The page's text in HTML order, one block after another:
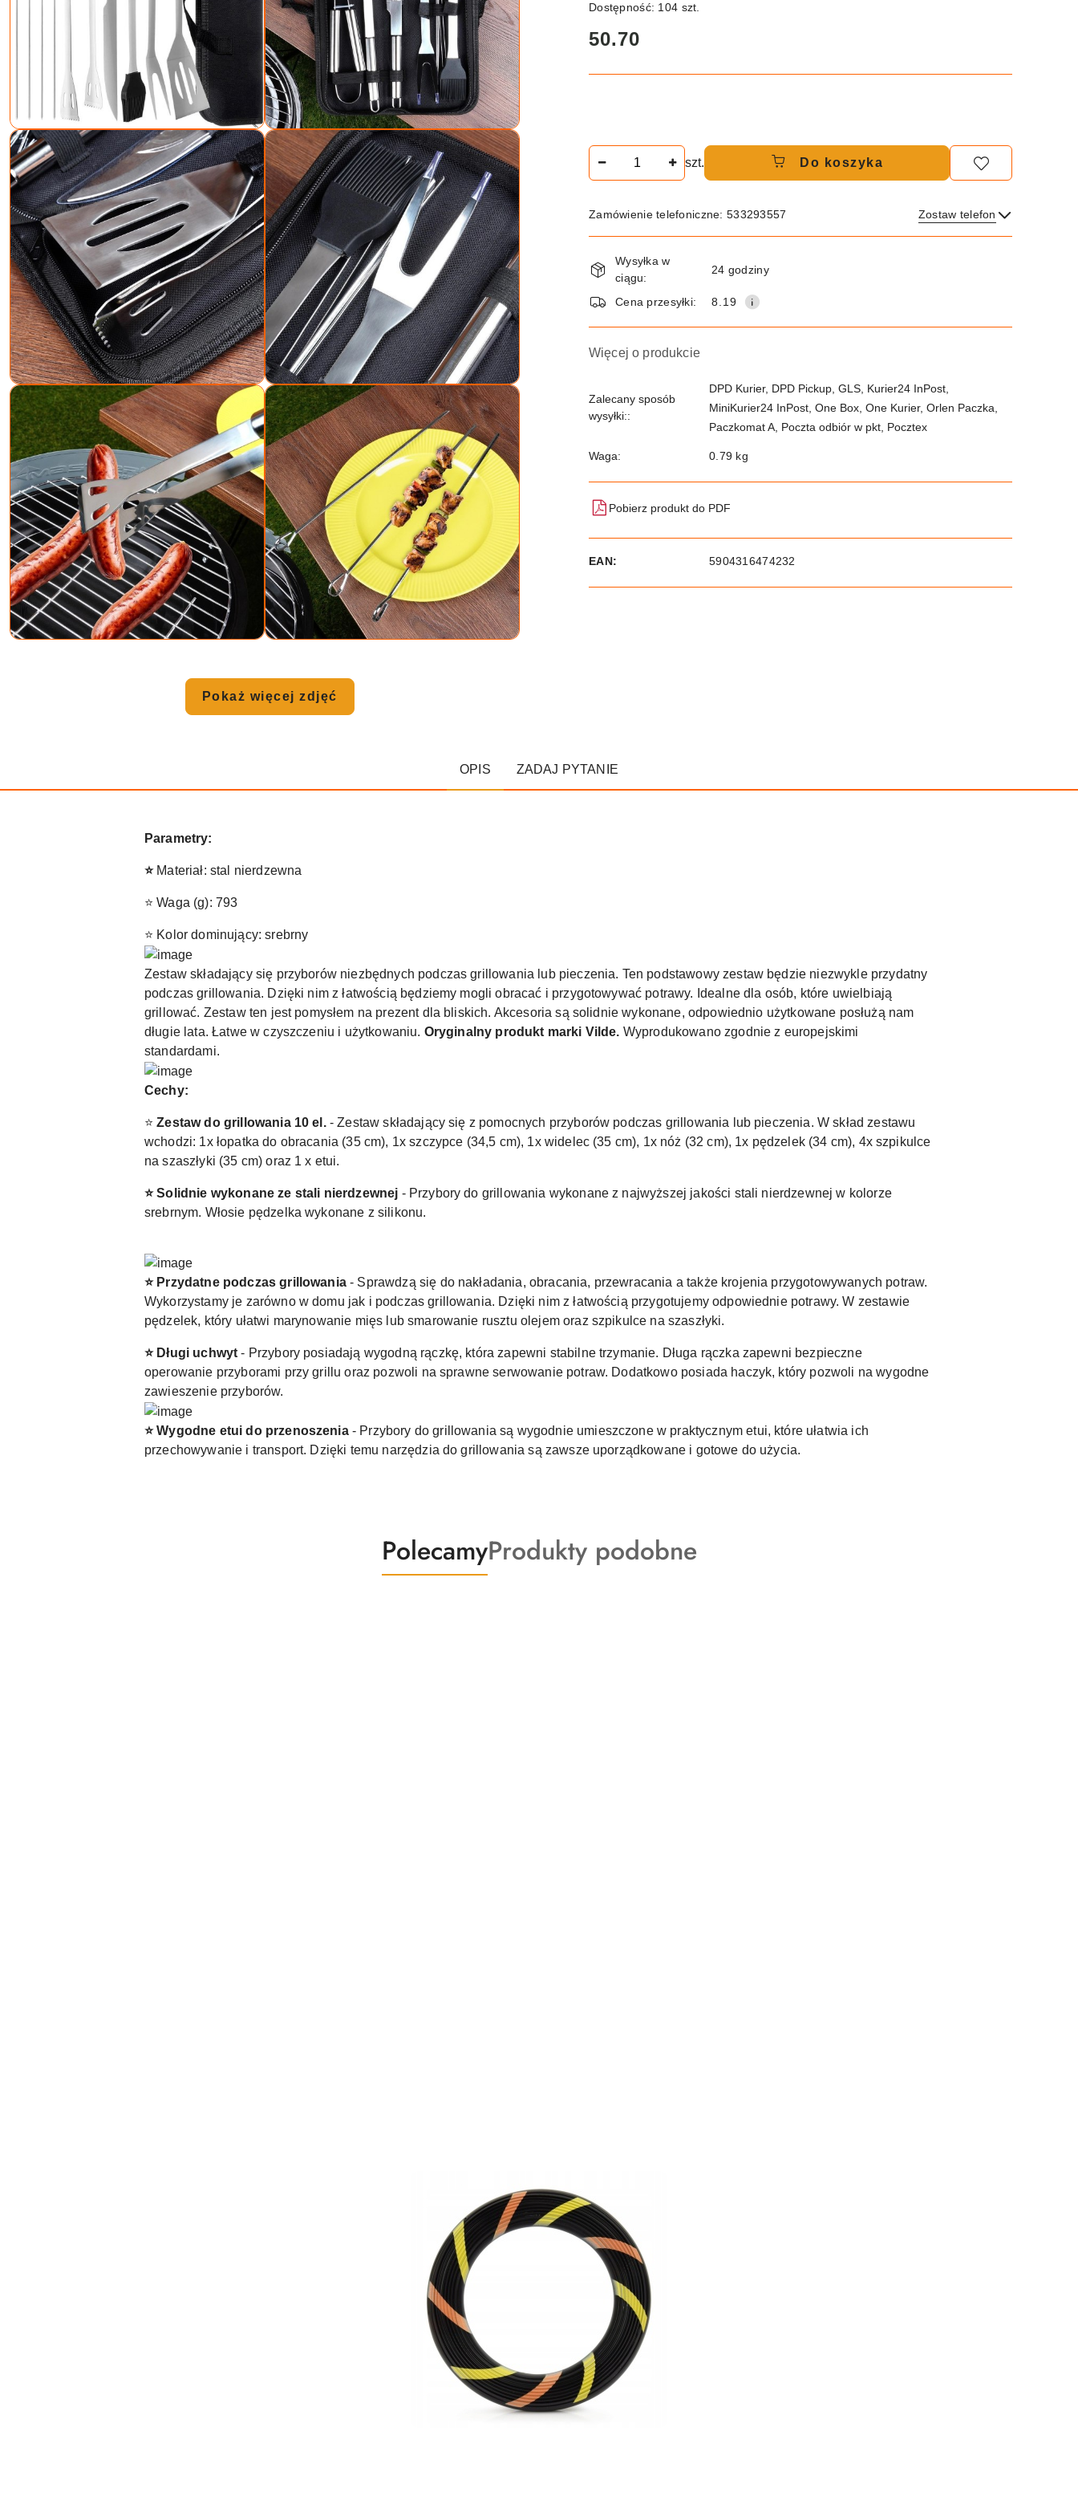
Pokaż więcej zdjęć
Dostępność: 104 szt.
cena:
50.70
szt. Do koszyka
Zamówienie telefoniczne: 533293557 Zostaw telefon
Wyślij
Dostępność
i
dostawa
Wysyłka w
ciągu:
24 godziny
Cena przesyłki: 8.19
Więcej o produkcie
Zalecany sposób
wysyłki::
DPD Kurier, DPD Pickup, GLS, Kurier24 InPost,
MiniKurier24 InPost, One Box, One Kurier, Orlen Paczka,
Paczkomat A, Poczta odbiór w pkt, Pocztex
Waga: 0.79 kg
Pobierz produkt do PDF
EAN: 5904316474232
OPIS ZADAJ PYTANIE
Parametry:
⭐ Materiał: stal nierdzewna
⭐ Waga (g): 793
⭐ Kolor dominujący: srebrny
Zestaw składający się przyborów niezbędnych podczas grillowania lub pieczenia. Ten podstawowy zestaw będzie niezwykle przydatny
podczas grillowania. Dzięki nim z łatwością będziemy mogli obracać i przygotowywać potrawy. Idealne dla osób, które uwielbiają
grillować. Zestaw ten jest pomysłem na prezent dla bliskich. Akcesoria są solidnie wykonane, odpowiednio użytkowane posłużą nam
długie lata. Łatwe w czyszczeniu i użytkowaniu. Oryginalny produkt marki Vilde. Wyprodukowano zgodnie z europejskimi
standardami.
Cechy:
⭐Zestaw do grillowania 10 el.- Zestaw składający się z pomocnych przyborów podczas grillowania lub pieczenia. W skład zestawu
wchodzi: 1x łopatka do obracania (35 cm), 1x szczypce (34,5 cm), 1x widelec (35 cm), 1x nóż (32 cm), 1x pędzelek (34 cm), 4x szpikulce
na szaszłyki (35 cm) oraz 1 x etui.
⭐ Solidnie wykonane ze stali nierdzewnej - Przybory do grillowania wykonane z najwyższej jakości stali nierdzewnej w kolorze
srebrnym. Włosie pędzelka wykonane z silikonu.
⭐ Przydatne podczas grillowania- Sprawdzą się do nakładania, obracania, przewracania a także krojenia przygotowywanych potraw.
Wykorzystamy je zarówno w domu jak i podczas grillowania. Dzięki nim z łatwością przygotujemy odpowiednie potrawy. W zestawie
pędzelek, który ułatwi marynowanie mięs lub smarowanie rusztu olejem oraz szpikulce na szaszłyki.
⭐ Długi uchwyt - Przybory posiadają wygodną rączkę, która zapewni stabilne trzymanie. Długa rączka zapewni bezpieczne
operowanie przyborami przy grillu oraz pozwoli na sprawne serwowanie potraw. Dodatkowo posiada haczyk, który pozwoli na wygodne
zawieszenie przyborów.
⭐ Wygodne etui do przenoszenia- Przybory do grillowania są wygodnie umieszczone w praktycznym etui, które ułatwia ich
przechowywanie i transport. Dzięki temu narzędzia do grillowania są zawsze uporządkowane i gotowe do użycia.
Produkty
o
PolecamyProdukty
o
Produkty podobne